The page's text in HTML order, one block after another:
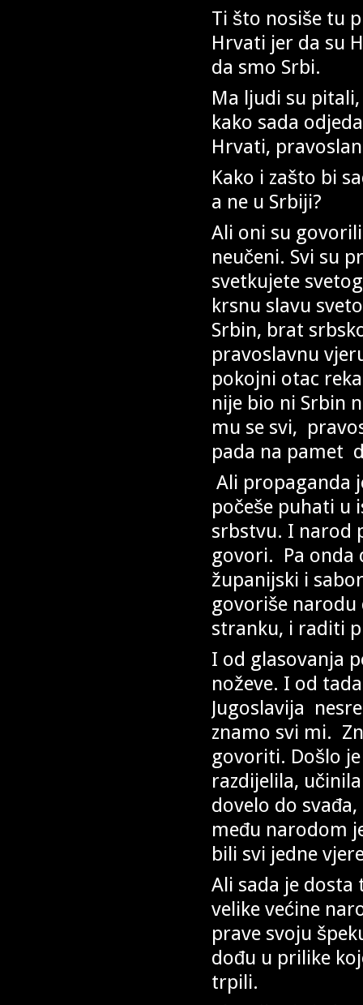
Ti što nosiše tu
Hrvati jer da su
da smo Srbi.
Ma ljudi su
kako sada
Hrvati,
Kako i zašto bi
a ne u Srbiji?
Ali oni su
neučeni. Svi su
svetkujete
krsnu slavu
Srbin, brat
pravoslavnu
pokojni otac
nije bio ni Srbin
mu se svi,
pada na pamet
Ali propaganda
počeše puhati u
srbstvu. I narod
govori. Pa onda
županijski i
govoriše
stranku, i raditi
I od glasovanja
noževe. I od
Jugoslavija
znamo svi mi.
govoriti. Došlo
razdijelila,
dovelo do
među narodom
bili svi jedne
Ali sada je dosta
velike većine
prave svoju
dođu u prilike
trpili.